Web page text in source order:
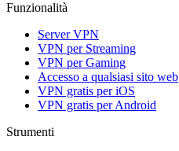
Funzionalità
Server VPN
VPN per Streaming
VPN per Gaming
Accesso a qualsiasi sito web
VPN gratis per iOS
VPN gratis per Android
Strumenti